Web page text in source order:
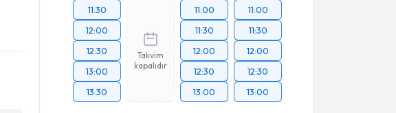
11:30
12:00
12:30
13:00
13:30
Takvim
kapalıdır
11:00
11:30
12:00
12:30
13:00
11:00
11:30
12:00
12:30
13:00